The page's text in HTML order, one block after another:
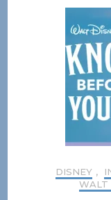
DISNEY ,
WALT